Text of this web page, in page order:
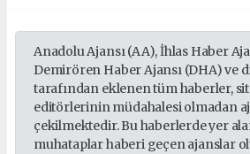
Anadolu Ajansı (AA), İhlas Haber
Demirören Haber Ajansı (DHA) ve
tarafından eklenen tüm haberler,
editörlerinin müdahalesi olmadan
çekilmektedir. Bu haberlerde yer
muhataplar haberi geçen ajanslar